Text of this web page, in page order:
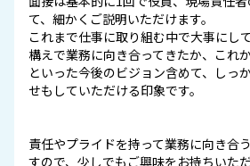
て、細かくご説明いただけます。
これまで仕事に取り組む中で大事にし
構えで業務に向き合ってきたか、これ
といった今後のビジョン含めて、しっ
せもしていただける印象です。
責任やプライドを持って業務に向き合
すので、少しでもご興味をお持ちいた